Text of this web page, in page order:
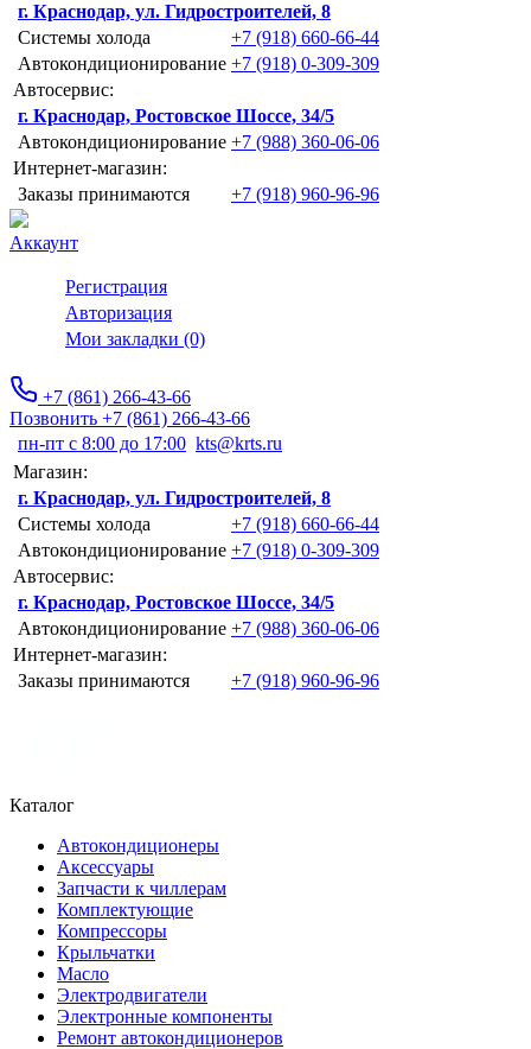
г. Краснодар, ул. Гидростроителей, 8
Системы холода
+7 (918) 660-66-44
Автокондиционирование +7 (918) 0-309-309
Автосервис:
г. Краснодар, Ростовское Шоссе, 34/5
Автокондиционирование +7 (988) 360-06-06
Интернет-магазин:
Заказы принимаются
+7 (918) 960-96-96
Аккаунт
Регистрация
Авторизация
Мои закладки (0)
+7 (861) 266-43-66
Позвонить +7 (861) 266-43-66
пн-пт с 8:00 до 17:00 kts@krts.ru
Магазин:
г. Краснодар, ул. Гидростроителей, 8
Системы холода
+7 (918) 660-66-44
Автокондиционирование +7 (918) 0-309-309
Автосервис:
г. Краснодар, Ростовское Шоссе, 34/5
Автокондиционирование +7 (988) 360-06-06
Интернет-магазин:
Заказы принимаются
+7 (918) 960-96-96
Каталог
Автокондиционеры
Аксессуары
Запчасти к чиллерам
Комплектующие
Компрессоры
Крыльчатки
Масло
Электродвигатели
Электронные компоненты
Ремонт автокондиционеров